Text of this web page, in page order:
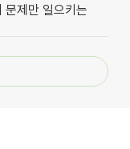
문제만 일으키는